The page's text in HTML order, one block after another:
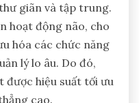
giãn và tập trung.
hoạt động não, cho
hóa các chức năng
lý lo âu. Do đó,
được hiệu suất tối ưu
cao.